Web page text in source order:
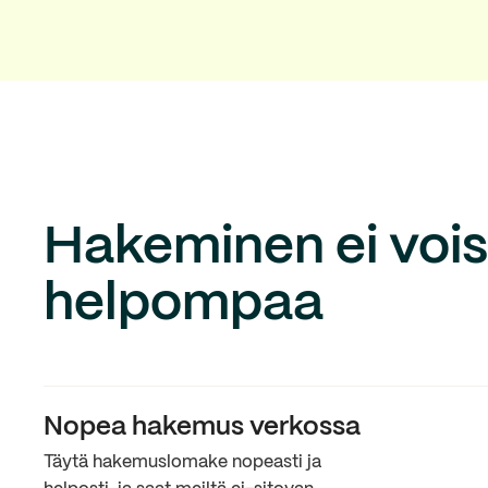
Hakeminen ei
helpompaa
Nopea hakemus verkossa
Täytä hakemuslomake nopeasti ja